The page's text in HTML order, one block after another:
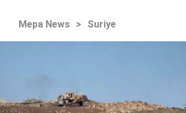
Mepa News > Suriye